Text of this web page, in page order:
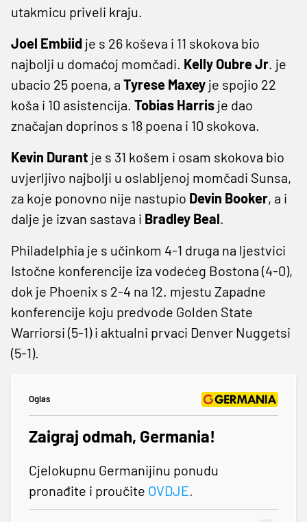
utakmicu priveli kraju.
Joel Embiid je s 26 koševa i 11 skokova bio
najbolji u domaćoj momčadi. Kelly Oubre Jr. je
ubacio 25 poena, a Tyrese Maxey je spojio 22
koša i 10 asistencija. Tobias Harris je dao
značajan doprinos s 18 poena i 10 skokova.
Kevin Durant je s 31 košem i osam skokova bio
uvjerljivo najbolji u oslabljenoj momčadi Sunsa,
za koje ponovno nije nastupio Devin Booker, a i
dalje je izvan sastava i Bradley Beal.
Philadelphia je s učinkom 4-1 druga na ljestvici
Istočne konferencije iza vodećeg Bostona (4-0),
dok je Phoenix s 2-4 na 12. mjestu Zapadne
konferencije koju predvode Golden State
Warriorsi (5-1) i aktualni prvaci Denver Nuggetsi
(5-1).
Oglas
Zaigraj odmah, Germania!
Cjelokupnu Germanijinu ponudu
pronađite i proučite OVDJE.